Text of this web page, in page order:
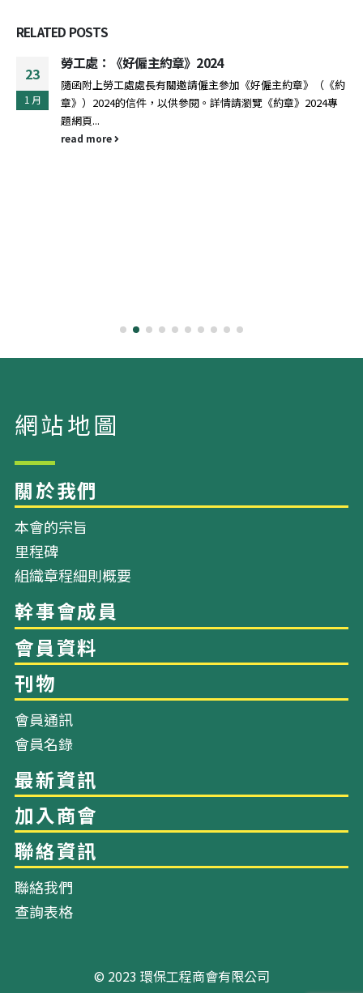
RELATED POSTS
23
1 月
勞工處：《好僱主約章》2024
隨函附上勞工處處長有關邀請僱主參加《好僱主約章》（《約
章》）2024的信件，以供參閱。詳情請瀏覽《約章》2024專
題網頁...
read more
網站地圖
關於我們
本會的宗旨
里程碑
組織章程細則概要
幹事會成員
會員資料
刊物
會員通訊
會員名錄
聯絡我們
查詢表格
© 2023 環保工程商會有限公司